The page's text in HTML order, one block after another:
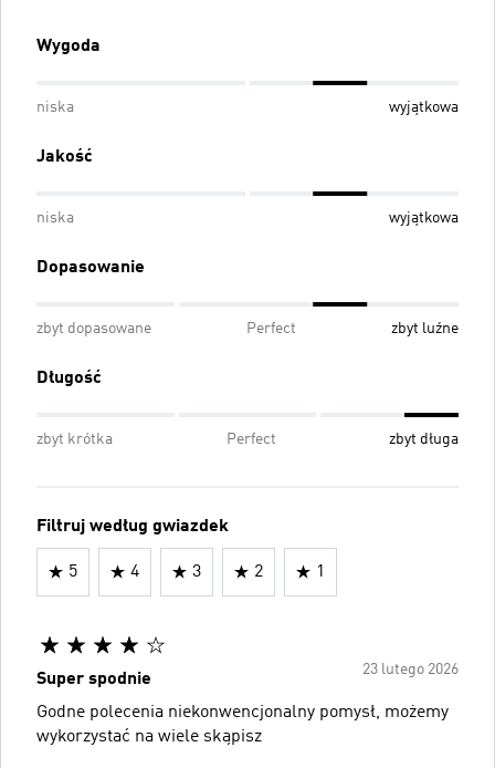
Wygoda
niska wyjątkowa
Jakość
niska wyjątkowa
Dopasowanie
zbyt dopasowane Perfect zbyt luźne
Długość
zbyt krótka Perfect zbyt długa
Filtruj według gwiazdek
5 4 3 2 1
23 lutego 2026
Super spodnie
Godne polecenia niekonwencjonalny pomysł, możemy
wykorzystać na wiele skąpisz